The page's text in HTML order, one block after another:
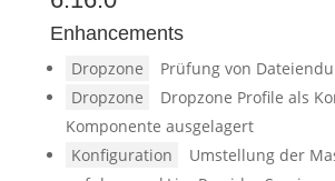
Enhancements
Dropzone
Prüfung von
Dropzone
Dropzone Profile als
Komponente ausgelagert
Konfiguration
Umstellung der